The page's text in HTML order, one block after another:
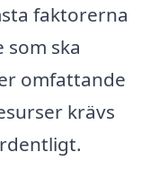
faktorerna
ska
omfattande
krävs